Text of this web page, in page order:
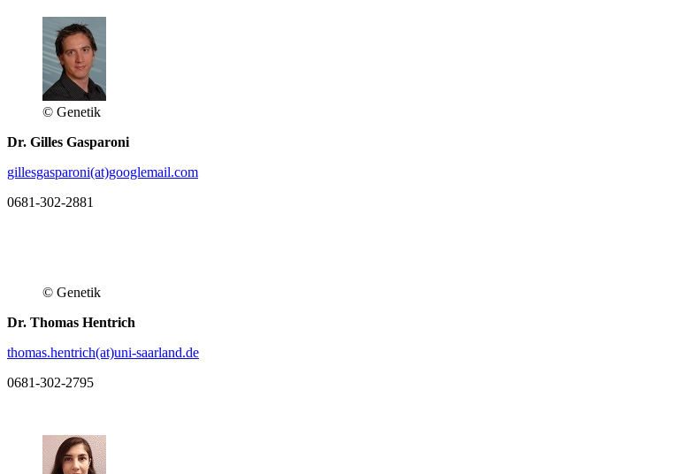
© Genetik
Dr. Gilles Gasparoni
gillesgasparoni(at)googlemail.com
0681-302-2881
© Genetik
Dr. Thomas Hentrich
thomas.hentrich(at)uni-saarland.de
0681-302-2795